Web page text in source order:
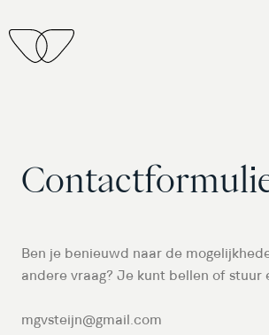
Ben je benieuwd naar de
andere vraag? Je kunt bellen of stuur
mgvsteijn@gmail.com